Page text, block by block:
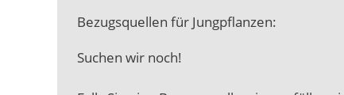
Bezugsquellen für Jungpflanzen:
Suchen wir noch!